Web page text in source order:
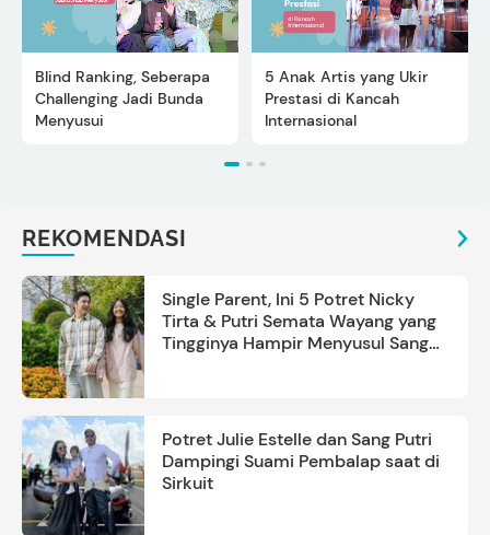
Blind Ranking, Seberapa
Challenging Jadi Bunda
Menyusui
5 Anak Artis yang Ukir
Prestasi di Kancah
Internasional
REKOMENDASI
Single Parent, Ini 5 Potret Nicky
Tirta & Putri Semata Wayang yang
Tingginya Hampir Menyusul Sang
Potret Julie Estelle dan Sang Putri
Dampingi Suami Pembalap saat di
Sirkuit